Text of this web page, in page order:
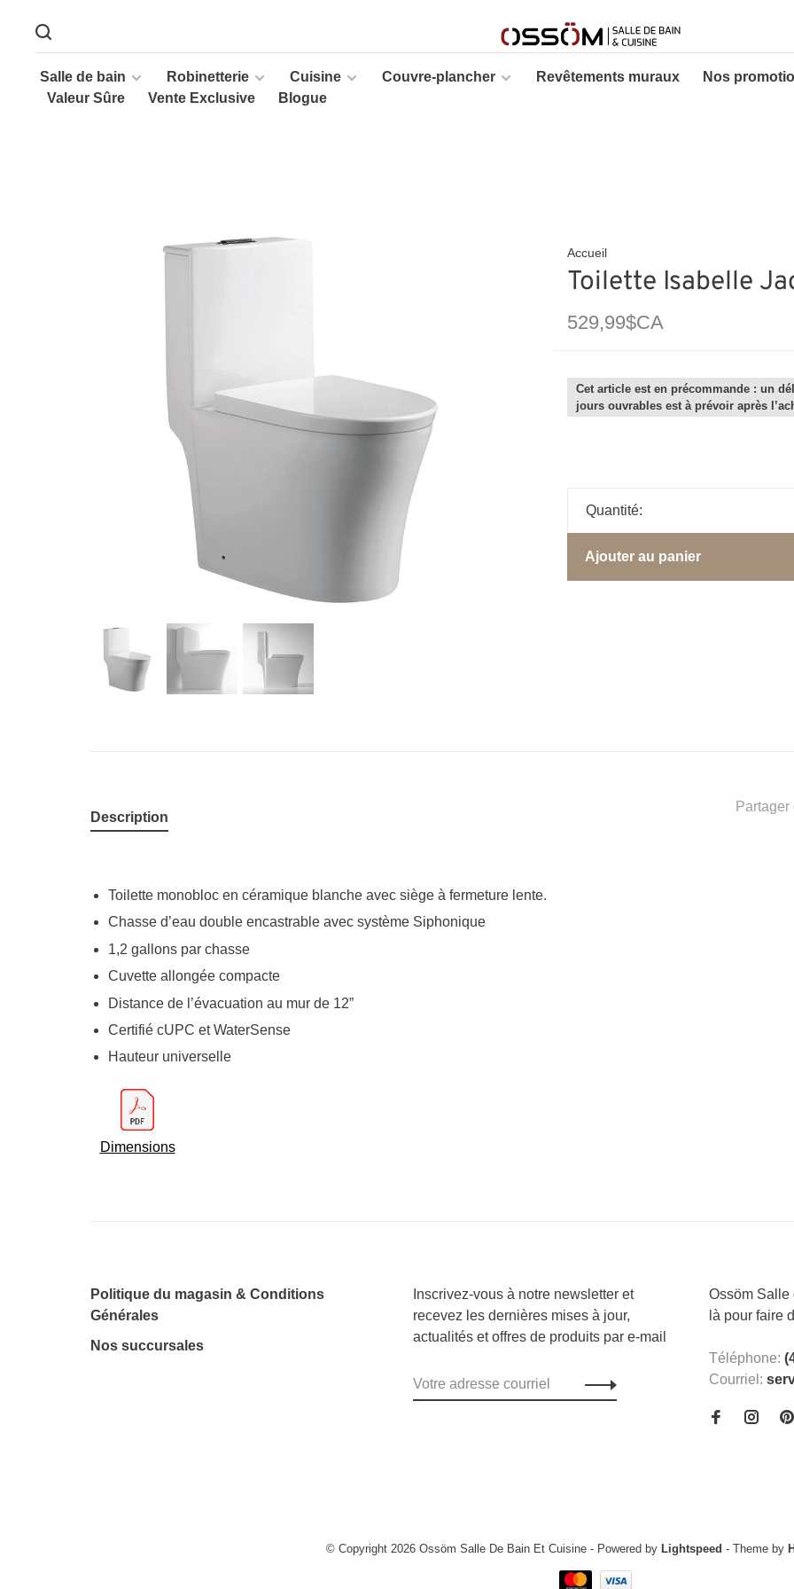
Salle de bain Robinetterie Cuisine Couvre-plancher Revêtements muraux Nos
Valeur Sûre
Vente Exclusive Blogue
Accueil
Toilette Isabelle
529,99$CA
Cet article est en précommande : un
jours ouvrables est à prévoir après
Quantité:
Ajouter au panier
Partager
Description
Toilette monobloc en céramique blanche avec siège à fermeture lente.
Chasse d’eau double encastrable avec système Siphonique
1,2 gallons par chasse
Cuvette allongée compacte
Distance de l’évacuation au mur de 12”
Certifié cUPC et WaterSense
Hauteur universelle
Dimensions
Politique du magasin & Conditions
Générales
Nos succursales
Inscrivez-vous à notre newsletter et
recevez les dernières mises à jour,
actualités et offres de produits par e-mail
Ossöm Salle
là pour faire
Téléphone:
Courriel:
© Copyright 2026 Ossöm Salle De Bain Et Cuisine - Powered by Lightspeed - Theme by